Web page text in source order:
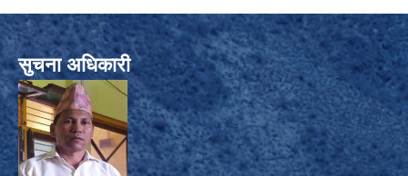
सुचना अधिकारी